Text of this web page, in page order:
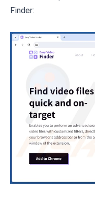
Finder: